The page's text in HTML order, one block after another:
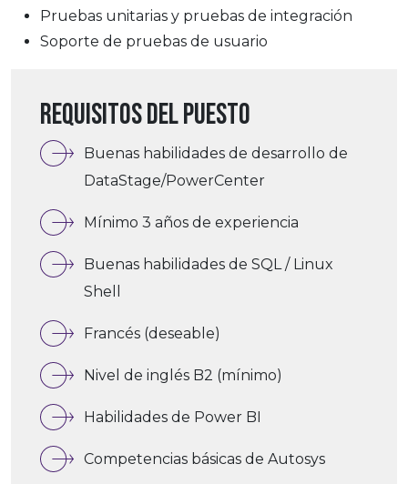
Pruebas unitarias y pruebas de integración
Soporte de pruebas de usuario
Requisitos del puesto
Buenas habilidades de desarrollo de
DataStage/PowerCenter
Mínimo 3 años de experiencia
Buenas habilidades de SQL / Linux
Shell
Francés (deseable)
Nivel de inglés B2 (mínimo)
Habilidades de Power BI
Competencias básicas de Autosys